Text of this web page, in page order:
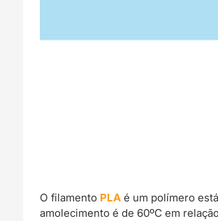
O filamento PLA é um polímero
amolecimento é de 60ºC em